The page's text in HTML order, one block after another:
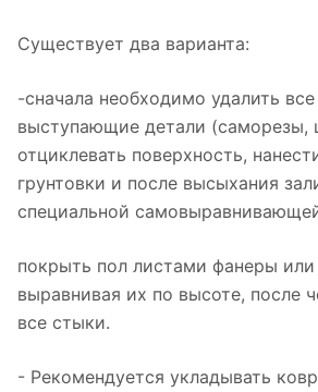
Существует два варианта:
-сначала необходимо удалить
выступающие детали (саморезы,
отциклевать поверхность,
грунтовки и после высыхания
специальной
покрыть пол листами фанеры
выравнивая их по высоте, после
все стыки.
- Рекомендуется укладывать